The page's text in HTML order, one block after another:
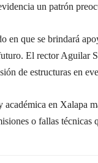
un patrón
en que se brindará
El rector Aguilar
de estructuras en
en Xalapa
o fallas técnicas